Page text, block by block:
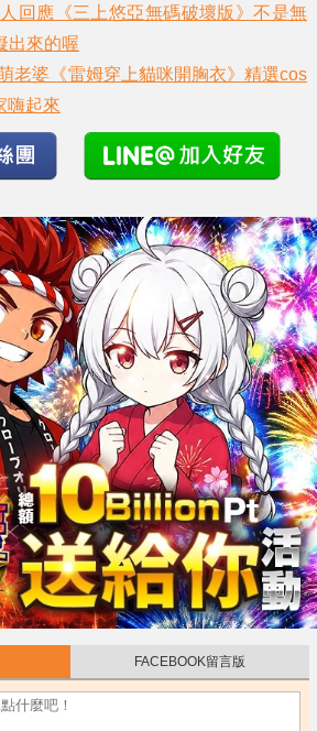
回應《三上悠亞無碼破壞版》不是無
出來的喔
老婆《雷姆穿上貓咪開胸衣》精選cos
嗨起來
FACEBOOK留言版